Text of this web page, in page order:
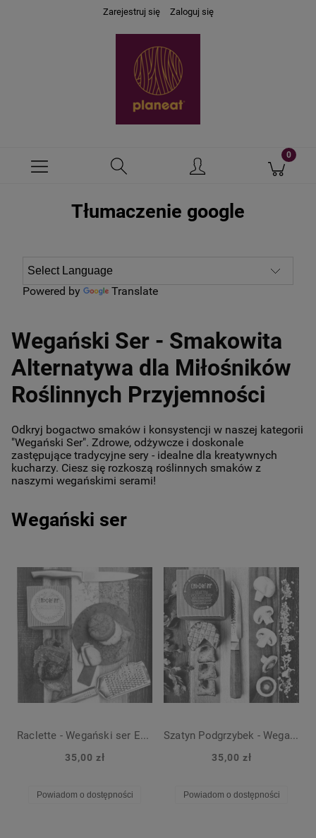
Zarejestruj się Zaloguj się
Tłumaczenie google
Powered by Translate
Wegański Ser - Smakowita
Alternatywa dla Miłośników
Roślinnych Przyjemności
Odkryj bogactwo smaków i konsystencji w naszej kategorii
"Wegański Ser". Zdrowe, odżywcze i doskonale
zastępujące tradycyjne sery - idealne dla kreatywnych
kucharzy. Ciesz się rozkoszą roślinnych smaków z
naszymi wegańskimi serami!
Wegański ser
Raclette - Wegański ser Endorfiny Pauli, topliwa roślinna alternatywa dla sera
35,00 zł
Powiadom o dostępności
Szatyn Podgrzybek - Wegański ser Endorfiny Pauli, dojrzewający na bazie nerkowców z grzybami i czarnym czosnkiem
35,00 zł
Powiadom o dostępności